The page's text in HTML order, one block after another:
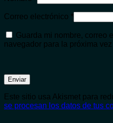
Correo electrónico *
Guarda mi nombre, correo
navegador para la próxima
Este sitio usa Akismet para
se procesan los datos de tus